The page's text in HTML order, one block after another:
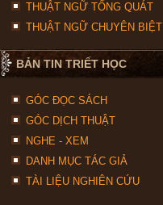
THUẬT NGỮ TỔNG QUÁT
THUẬT NGỮ CHUYÊN BIỆT
BẢN TIN TRIẾT HỌC
GÓC ĐỌC SÁCH
GÓC DỊCH THUẬT
NGHE - XEM
DANH MỤC TÁC GIẢ
TÀI LIỆU NGHIÊN CỨU